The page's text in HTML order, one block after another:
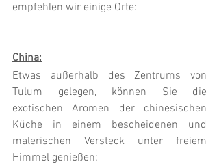
empfehlen wir einige Orte:
China:
Etwas außerhalb des Zentrums von
Tulum gelegen, können Sie die
exotischen Aromen der chinesischen
Küche in einem bescheidenen und
malerischen Versteck unter freiem
Himmel genießen: